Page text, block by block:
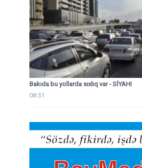
Bakıda bu yollarda sıxlıq var - SİYAHI
08:51